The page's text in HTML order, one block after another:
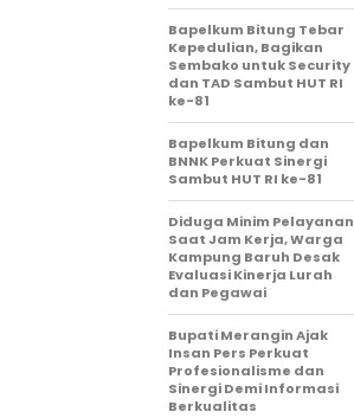
Bapelkum Bitung Tebar
Kepedulian, Bagikan
Sembako untuk Security
dan TAD Sambut HUT RI
ke-81
Bapelkum Bitung dan
BNNK Perkuat Sinergi
Sambut HUT RI ke-81
Diduga Minim Pelayanan
Saat Jam Kerja, Warga
Kampung Baruh Desak
Evaluasi Kinerja Lurah
dan Pegawai
Bupati Merangin Ajak
Insan Pers Perkuat
Profesionalisme dan
Sinergi Demi Informasi
Berkualitas